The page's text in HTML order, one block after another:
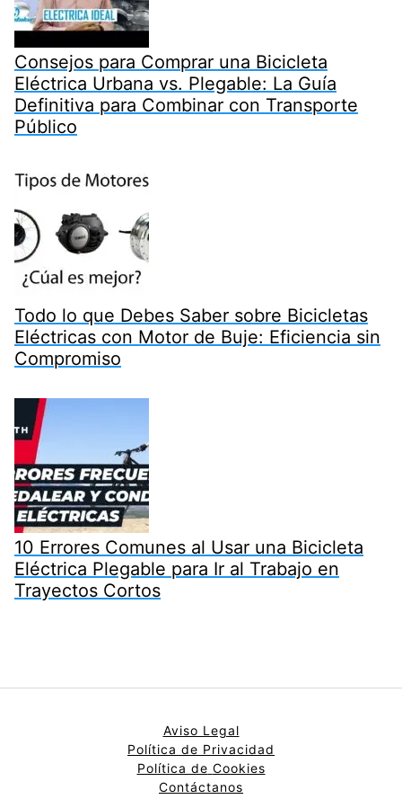
Consejos para Comprar una Bicicleta
Eléctrica Urbana vs. Plegable: La Guía
Definitiva para Combinar con Transporte
Público
Todo lo que Debes Saber sobre Bicicletas
Eléctricas con Motor de Buje: Eficiencia sin
Compromiso
10 Errores Comunes al Usar una Bicicleta
Eléctrica Plegable para Ir al Trabajo en
Trayectos Cortos
Aviso Legal
Política de Privacidad
Política de Cookies
Contáctanos